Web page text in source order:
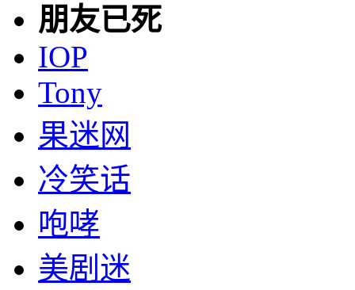
朋友已死
IOP
Tony
果迷网
冷笑话
咆哮
美剧迷